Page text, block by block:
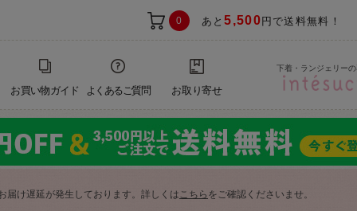
0 あと5,500 円で送料無料！
お買い物ガイド よくあるご質問 お取り寄せ
下着・ランジェリー
届け遅延が発生しております。詳しくはこちら をご確認くださいませ。